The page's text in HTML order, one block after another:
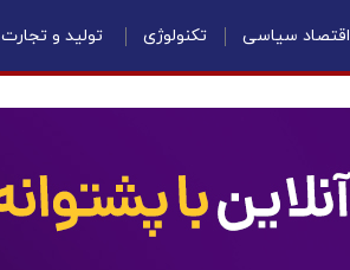
اقتصاد سیاسی تکنولوژی تولید و تجارت